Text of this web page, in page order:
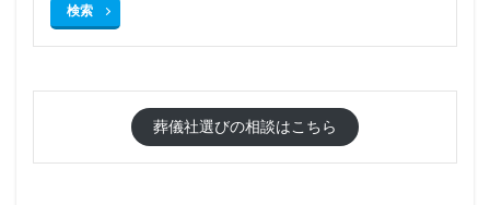
検索
葬儀社選びの相談はこちら